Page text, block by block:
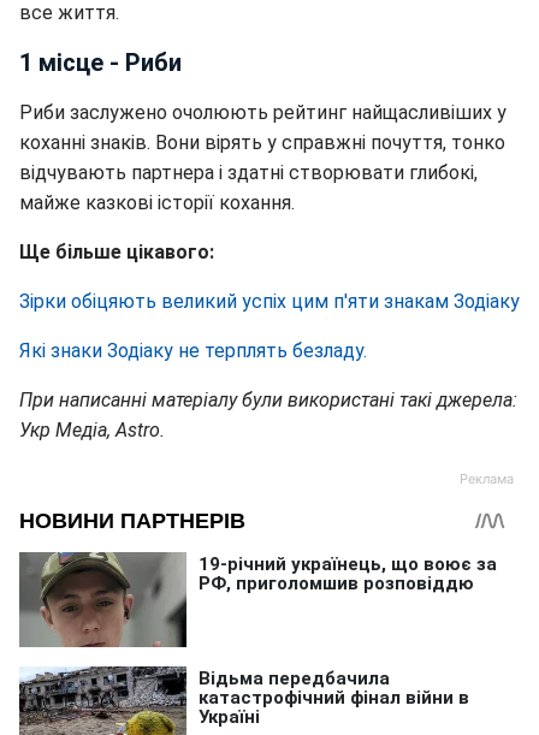
все життя.
1 місце - Риби
Риби заслужено очолюють рейтинг найщасливіших у
коханні знаків. Вони вірять у справжні почуття, тонко
відчувають партнера і здатні створювати глибокі,
майже казкові історії кохання.
Ще більше цікавого:
Зірки обіцяють великий успіх цим п'яти знакам Зодіаку
Які знаки Зодіаку не терплять безладу.
При написанні матеріалу були використані такі джерела:
Укр Медіа, Astro.